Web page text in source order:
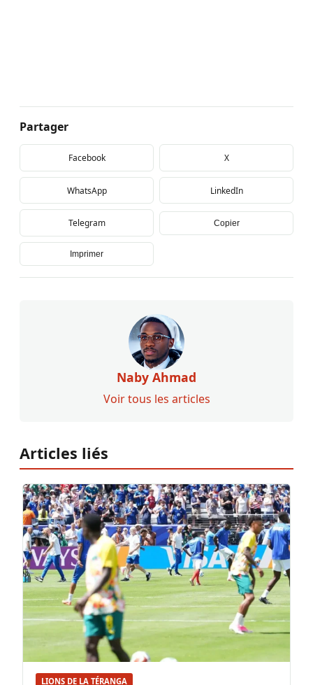
Partager
Facebook X
WhatsApp LinkedIn
Telegram Copier
Imprimer
Naby Ahmad
Voir tous les articles
Articles liés
LIONS DE LA TÉRANGA